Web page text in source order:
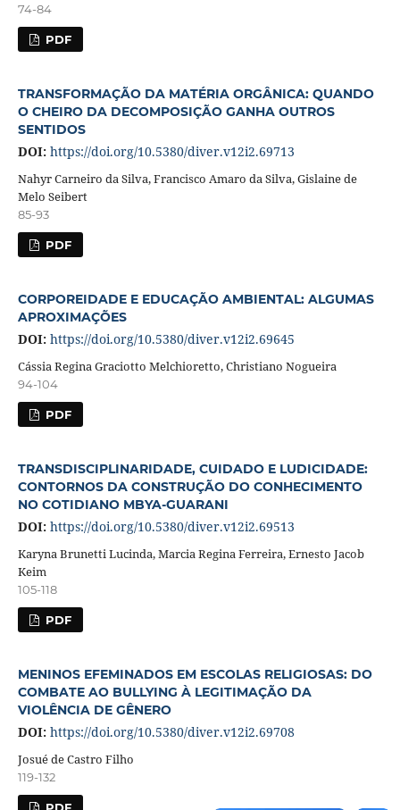
74-84
PDF
TRANSFORMAÇÃO DA MATÉRIA ORGÂNICA: QUANDO
O CHEIRO DA DECOMPOSIÇÃO GANHA OUTROS
SENTIDOS
DOI: https://doi.org/10.5380/diver.v12i2.69713
Nahyr Carneiro da Silva, Francisco Amaro da Silva, Gislaine de
Melo Seibert
85-93
PDF
CORPOREIDADE E EDUCAÇÃO AMBIENTAL: ALGUMAS
APROXIMAÇÕES
DOI: https://doi.org/10.5380/diver.v12i2.69645
Cássia Regina Graciotto Melchioretto, Christiano Nogueira
94-104
PDF
TRANSDISCIPLINARIDADE, CUIDADO E LUDICIDADE:
CONTORNOS DA CONSTRUÇÃO DO CONHECIMENTO
NO COTIDIANO MBYA-GUARANI
DOI: https://doi.org/10.5380/diver.v12i2.69513
Karyna Brunetti Lucinda, Marcia Regina Ferreira, Ernesto Jacob
Keim
105-118
PDF
MENINOS EFEMINADOS EM ESCOLAS RELIGIOSAS: DO
COMBATE AO BULLYING À LEGITIMAÇÃO DA
VIOLÊNCIA DE GÊNERO
DOI: https://doi.org/10.5380/diver.v12i2.69708
Josué de Castro Filho
119-132
PDF